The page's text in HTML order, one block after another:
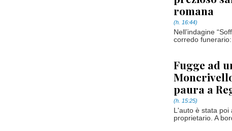
romana
(h. 16:44)
Nell’indagine
corredo
Fugge ad
paura a
(h. 15:25)
L'auto è stata poi
proprietario. A